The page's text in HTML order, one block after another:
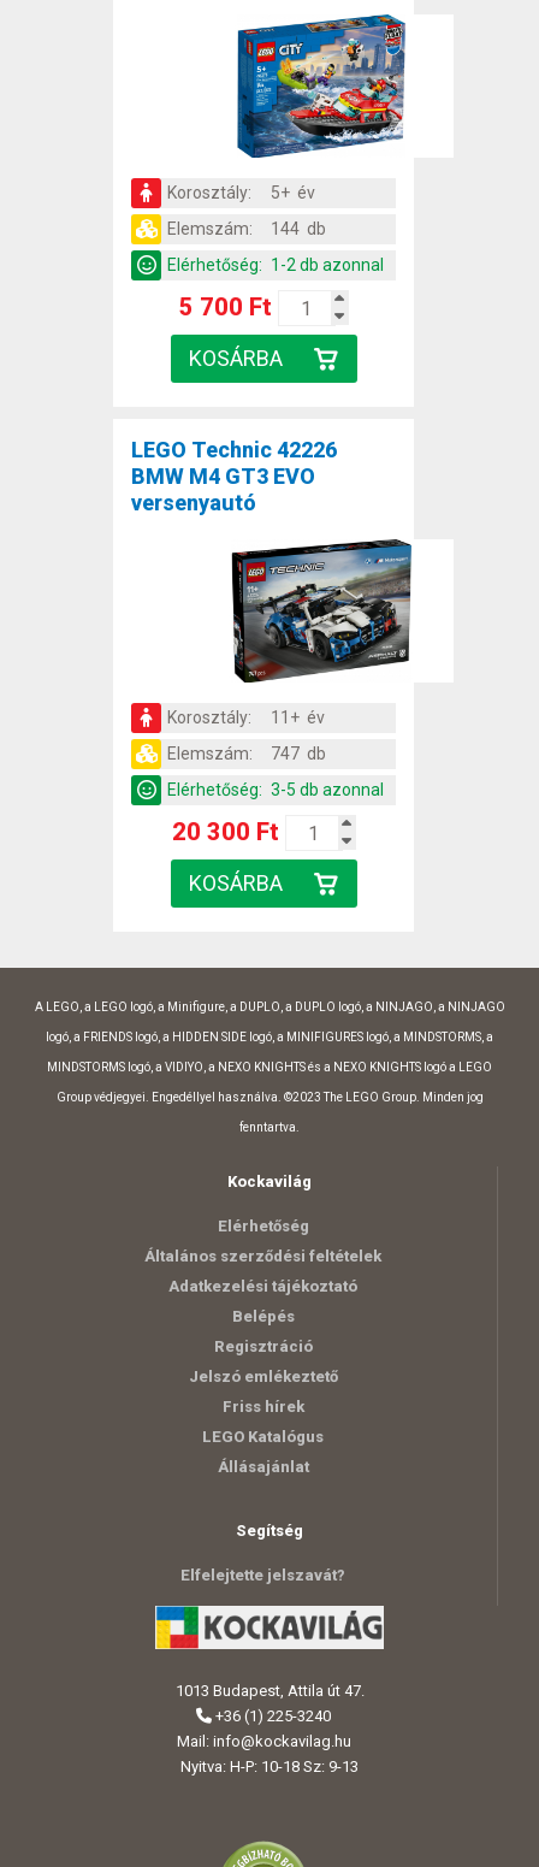
Korosztály:
5+ év
Elemszám:
144 db
Elérhetőség: 1-2 db azonnal
5 700 Ft
LEGO Technic 42226
BMW M4 GT3 EVO
versenyautó
Korosztály:
11+ év
Elemszám:
747 db
Elérhetőség: 3-5 db azonnal
20 300 Ft
A LEGO, a LEGO logó, a Minifigure, a DUPLO, a DUPLO logó, a NINJAGO, a NINJAGO
logó, a FRIENDS logó, a HIDDEN SIDE logó, a MINIFIGURES logó, a MINDSTORMS, a
MINDSTORMS logó, a VIDIYO, a NEXO KNIGHTS és a NEXO KNIGHTS logó a LEGO
Group védjegyei. Engedéllyel használva. ©2023 The LEGO Group. Minden jog
fenntartva.
Kockavilág
Elérhetőség
Általános szerződési feltételek
Adatkezelési tájékoztató
Belépés
Regisztráció
Jelszó emlékeztető
Friss hírek
LEGO Katalógus
Állásajánlat
Segítség
Elfelejtette jelszavát?
1013 Budapest, Attila út 47.
+36 (1) 225-3240
Mail: info@kockavilag.hu
Nyitva: H-P: 10-18 Sz: 9-13